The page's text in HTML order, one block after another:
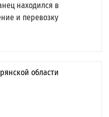
находился в
и перевозку